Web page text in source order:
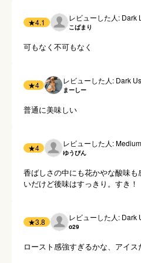
★4.1 レビューした人: Dark
こばまり
可もなく不可もなく
★4 レビューした人: Dark
まーしー
普通に美味しい
★4 レビューした人:
ゆうぴん
香ばしさの中にも花かやな酸味
いだけど後味はすっきり。すき！
★3.8 レビューした人: Dark
o29
ロースト感強すぎるかな、アイ